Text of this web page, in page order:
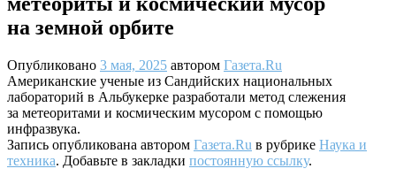
на земной орбите
Опубликовано 3 мая, 2025 автором Газета.Ru
Американские ученые из Сандийских национальных
лабораторий в Альбукерке разработали метод слежения
за метеоритами и космическим мусором с помощью
инфразвука.
Запись опубликована автором Газета.Ru в рубрике Наука и
техника. Добавьте в закладки постоянную ссылку.